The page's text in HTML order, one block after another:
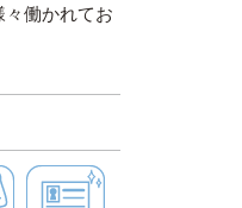
働かれてお
以上（ミドル世代）多数
体を動かす仕事